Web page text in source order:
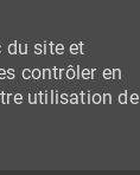
du site et
contrôler en
utilisation de